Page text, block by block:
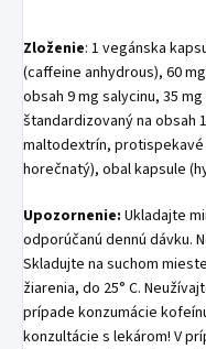
Zloženie: 1 vegánska
(caffeine anhydrous), 60
obsah 9 mg salycinu, 35
štandardizovaný na obsah
maltodextrín,
horečnatý), obal kapsule
Upozornenie: Ukladajte
odporúčanú dennú dávku.
Skladujte na suchom
žiarenia, do 25° C.
prípade konzumácie
konzultácie s lekárom! V